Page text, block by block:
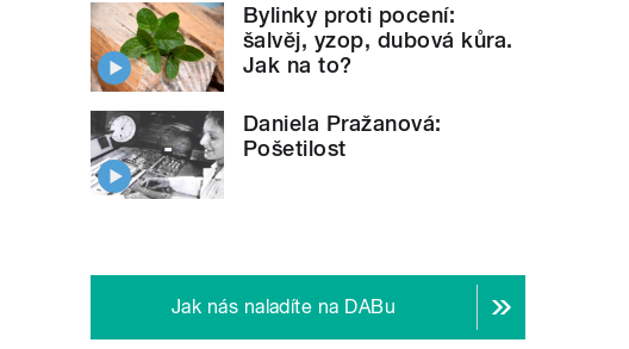
Bylinky proti pocení:
šalvěj, yzop, dubová kůra.
Jak na to?
Daniela Pražanová:
Pošetilost
Jak nás naladíte na DABu